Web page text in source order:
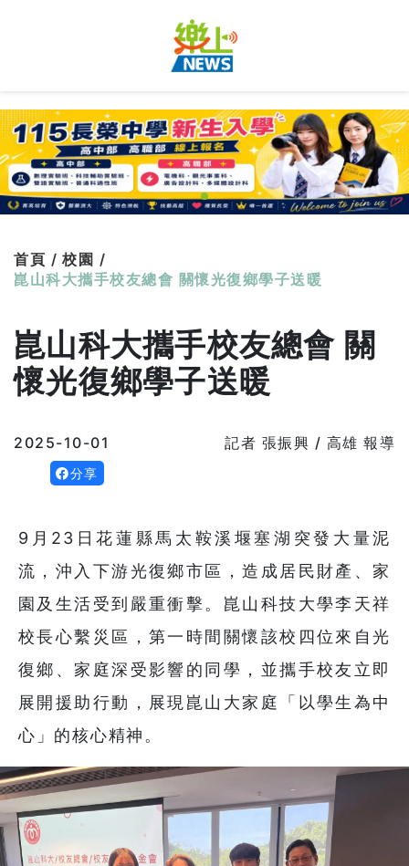
首頁 / 校園 /
崑山科大攜手校友總會 關懷光復鄉學子送暖
崑山科大攜手校友總會 關
懷光復鄉學子送暖
2025-10-01 記者 張振興 / 高雄 報導
分享
9月23日花蓮縣馬太鞍溪堰塞湖突發大量泥
流，沖入下游光復鄉市區，造成居民財產、家
園及生活受到嚴重衝擊。崑山科技大學李天祥
校長心繫災區，第一時間關懷該校四位來自光
復鄉、家庭深受影響的同學，並攜手校友立即
展開援助行動，展現崑山大家庭「以學生為中
心」的核心精神。